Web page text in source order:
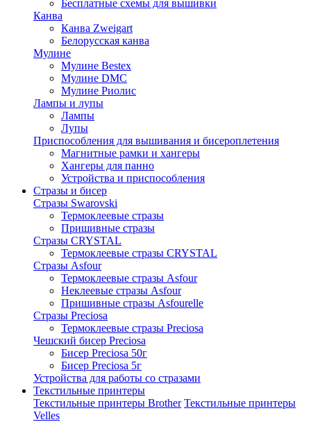
Бесплатные схемы для вышивки
Канва
Канва Zweigart
Белорусская канва
Мулине
Мулине Bestex
Мулине DMC
Мулине Риолис
Лампы и лупы
Лампы
Лупы
Приспособления для вышивания и бисероплетения
Магнитные рамки и хангеры
Хангеры для панно
Устройства и приспособления
Стразы и бисер
Стразы Swarovski
Термоклеевые стразы
Пришивные стразы
Стразы CRYSTAL
Термоклеевые стразы CRYSTAL
Стразы Asfour
Термоклеевые стразы Asfour
Неклеевые стразы Asfour
Пришивные стразы Asfourelle
Стразы Preciosa
Термоклеевые стразы Preciosa
Чешский бисер Preciosa
Бисер Preciosa 50г
Бисер Preciosa 5г
Устройства для работы со стразами
Текстильные принтеры
Текстильные принтеры Brother Текстильные принтеры
Velles